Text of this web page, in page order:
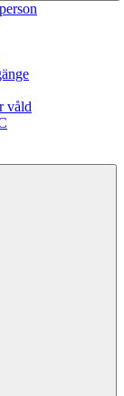
våld